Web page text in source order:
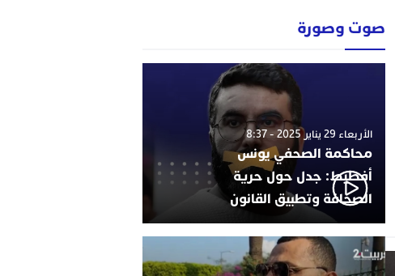
صوت وصورة
الأربعاء 29 يناير 2025 - 8:37
محاكمة الصحفي يونس
أفطيط: جدل حول حرية
الصحافة وتطبيق القانون